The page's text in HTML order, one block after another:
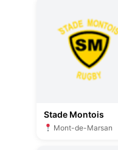
Stade Montois
Mont-de-Marsan